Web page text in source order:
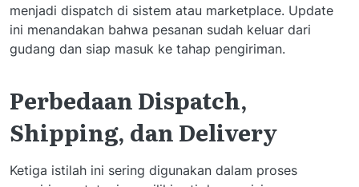
menjadi dispatch di sistem atau marketplace. Update
ini menandakan bahwa pesanan sudah keluar dari
gudang dan siap masuk ke tahap pengiriman.
Perbedaan Dispatch,
Shipping, dan Delivery
Ketiga istilah ini sering digunakan dalam proses